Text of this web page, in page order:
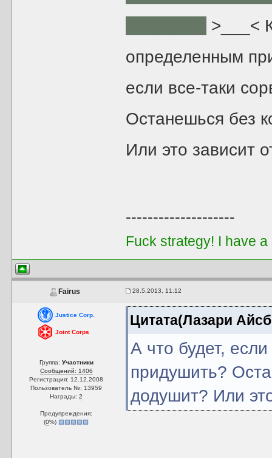
>___<
определенным
если все-таки
Останешься без
Или это зависит
--------------------
Fuck strategy! I have
Fairus 28.5.2013, 11:12
Justice Corp.
Joint Corps
Группа: Участники
Сообщений: 1406
Регистрация: 12.12.2008
Пользователь №: 13959
Награды:2
Предупреждения:
(0%)
Цитата(Лазари
А что будет,
придушить?
додушит? Или